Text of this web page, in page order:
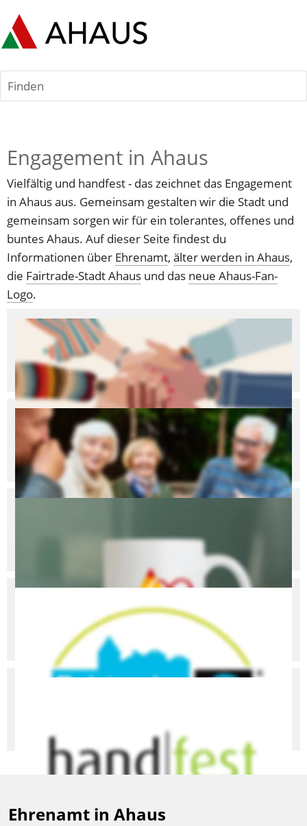
Finden
Engagement in Ahaus
Vielfältig und handfest - das zeichnet das Engagement
in Ahaus aus. Gemeinsam gestalten wir die Stadt und
gemeinsam sorgen wir für ein tolerantes, offenes und
buntes Ahaus. Auf dieser Seite findest du
Informationen über Ehrenamt, älter werden in Ahaus,
die Fairtrade-Stadt Ahaus und das neue Ahaus-Fan-
Logo.
Ehrenamt
In Ahaus gibt es viele Möglichkeiten, sich freiwillig zu
engagieren. Bist du auch schon dabei?
Senioren in Ahaus
Vom monatlichen Treff 55+, über Beratungsangebote bis
zu den „Ahaus Senioren“.
Du liebst Ahaus genau so wie wir? Dann zeig deine
Liebe zur Stadt doch mit dem Fan-Logo!
Wir sind Fairtrade-Stadt!
Vom Gemeinsam mit vielen Akteuren fördern wir den
fairen Handel auf lokaler Ebene.
freiwilligen Engagements zur Verfügung.
Ehrenamt in Ahaus